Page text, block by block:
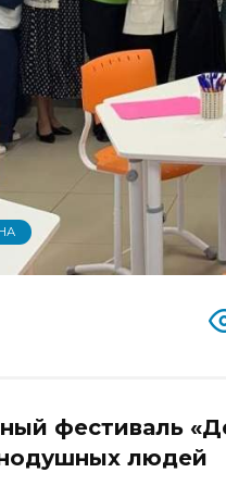
фестиваль
людей